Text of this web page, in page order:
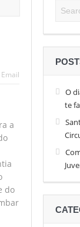
do São Léo Open
Simecan
do São Léo Open
Open 2026
Email
a
do
O
te